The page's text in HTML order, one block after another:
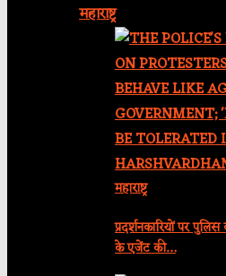
महाराष्ट्र
महाराष्ट्र
प्रदर्शनकारियों पर
के एजेंट की…